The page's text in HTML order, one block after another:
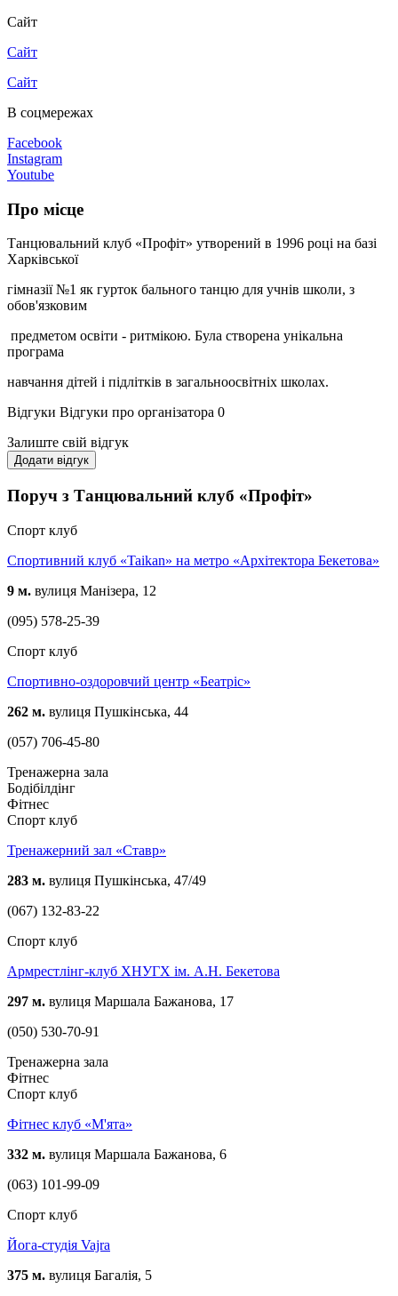
Сайт
Сайт
Сайт
В соцмережах
Facebook
Instagram
Youtube
Про місце
Танцювальний клуб «Профіт» утворений в 1996 році на базі
Харківської
гімназії №1 як гурток бального танцю для учнів школи, з
обов'язковим
предметом освіти - ритмікою. Була створена унікальна
програма
навчання дітей і підлітків в загальноосвітніх школах.
Відгуки Відгуки про організатора 0
Залиште свій відгук
Додати відгук
Поруч з Танцювальний клуб «Профіт»
Спорт клуб
Спортивний клуб «Taikan» на метро «Архітектора Бекетова»
9 м. вулиця Манізера, 12
(095) 578-25-39
Спорт клуб
Спортивно-оздоровчий центр «Беатріс»
262 м. вулиця Пушкінська, 44
(057) 706-45-80
Тренажерна зала
Бодібілдінг
Фітнес
Спорт клуб
Тренажерний зал «Ставр»
283 м. вулиця Пушкінська, 47/49
(067) 132-83-22
Спорт клуб
Армрестлінг-клуб ХНУГХ ім. А.Н. Бекетова
297 м. вулиця Маршала Бажанова, 17
(050) 530-70-91
Тренажерна зала
Фітнес
Спорт клуб
Фітнес клуб «М'ята»
332 м. вулиця Маршала Бажанова, 6
(063) 101-99-09
Спорт клуб
Йога-студія Vajra
375 м. вулиця Багалія, 5